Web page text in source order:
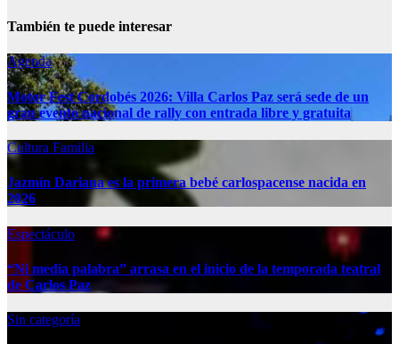
También te puede interesar
Agenda
Motor Fest Cordobés 2026: Villa Carlos Paz será sede de un
gran evento nacional de rally con entrada libre y gratuita
Cultura Familia
Jazmín Dariana es la primera bebé carlospacense nacida en
2026
Espectáculo
“Ni media palabra” arrasa en el inicio de la temporada teatral
de Carlos Paz
Sin categoría